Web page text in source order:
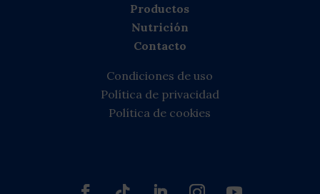
Productos
Nutrición
Contacto
Condiciones de uso
Política de privacidad
Política de cookies